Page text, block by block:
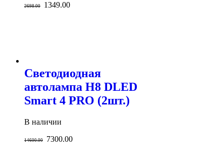
2698.00 1349.00
Светодиодная
автолампа H8 DLED
Smart 4 PRO (2шт.)
В наличии
14600.00 7300.00